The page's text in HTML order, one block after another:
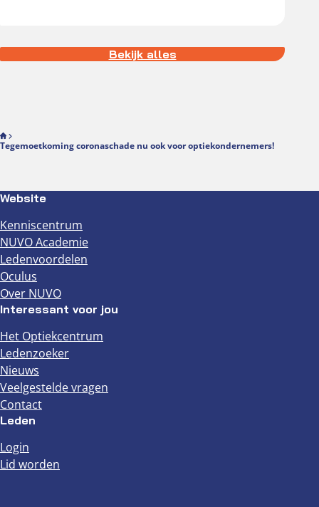
Bekijk alles
Tegemoetkoming coronaschade nu ook voor optiekondernemers!
Website
Kenniscentrum
NUVO Academie
Ledenvoordelen
Oculus
Over NUVO
Interessant voor jou
Het Optiekcentrum
Ledenzoeker
Nieuws
Veelgestelde vragen
Contact
Leden
Login
Lid worden